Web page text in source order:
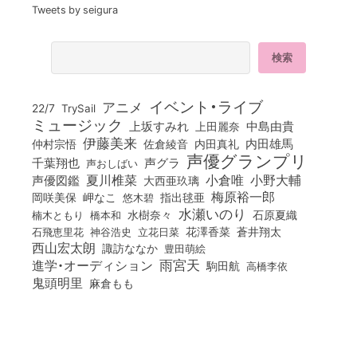
Tweets by seigura
22/7 TrySail アニメ イベント・ライブ
ミュージック 上坂すみれ 上田麗奈 中島由貴
仲村宗悟 伊藤美来 佐倉綾音 内田真礼 内田雄馬
千葉翔也 声おしばい 声グラ 声優グランプリ
声優図鑑 夏川椎菜 大西亜玖璃 小倉唯 小野大輔
岡咲美保 岬なこ 悠木碧 指出毬亜 梅原裕一郎
楠木ともり 橋本和 水樹奈々 水瀬いのり 石原夏織
石飛恵里花 神谷浩史 立花日菜 花澤香菜 蒼井翔太
西山宏太朗 諏訪ななか 豊田萌絵
進学・オーディション 雨宮天 駒田航 高橋李依
鬼頭明里 麻倉もも